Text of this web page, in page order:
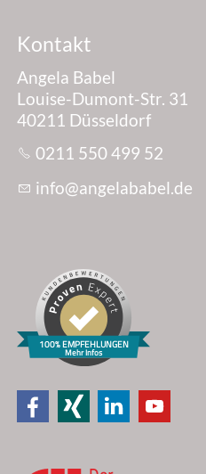
Kontakt
Angela Babel
Louise-Dumont-Str. 31
40211 Düsseldorf
0211 550 499 52
nf
ng l b b l d
100% EMPFEHLUNGEN
Mehr Infos